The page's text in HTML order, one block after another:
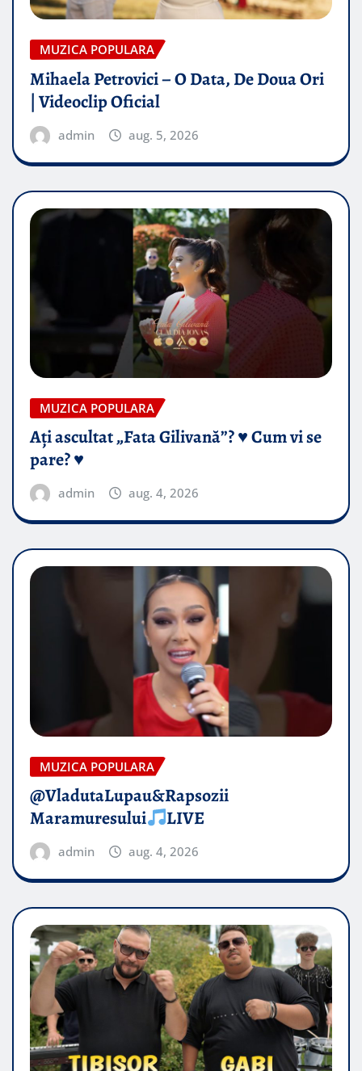
MUZICA POPULARA
Mihaela Petrovici – O Data, De Doua Ori
| Videoclip Oficial
admin aug. 5, 2026
MUZICA POPULARA
Ați ascultat „Fata Gilivană”? ♥️ Cum vi se
pare? ♥️
admin aug. 4, 2026
MUZICA POPULARA
@VladutaLupau&Rapsozii
Maramuresului
LIVE
admin aug. 4, 2026